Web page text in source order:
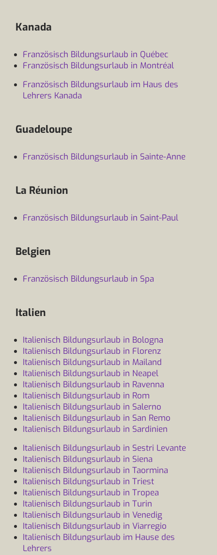
Kanada
Französisch Bildungsurlaub in Québec
Französisch Bildungsurlaub in Montréal
Französisch Bildungsurlaub im Haus des
Lehrers Kanada
Guadeloupe
Französisch Bildungsurlaub in Sainte-Anne
La Réunion
Französisch Bildungsurlaub in Saint-Paul
Belgien
Französisch Bildungsurlaub in Spa
Italien
Italienisch Bildungsurlaub in Bologna
Italienisch Bildungsurlaub in Florenz
Italienisch Bildungsurlaub in Mailand
Italienisch Bildungsurlaub in Neapel
Italienisch Bildungsurlaub in Ravenna
Italienisch Bildungsurlaub in Rom
Italienisch Bildungsurlaub in Salerno
Italienisch Bildungsurlaub in San Remo
Italienisch Bildungsurlaub in Sardinien
Italienisch Bildungsurlaub in Sestri Levante
Italienisch Bildungsurlaub in Siena
Italienisch Bildungsurlaub in Taormina
Italienisch Bildungsurlaub in Triest
Italienisch Bildungsurlaub in Tropea
Italienisch Bildungsurlaub in Turin
Italienisch Bildungsurlaub in Venedig
Italienisch Bildungsurlaub in Viarregio
Italienisch Bildungsurlaub im Hause des
Lehrers